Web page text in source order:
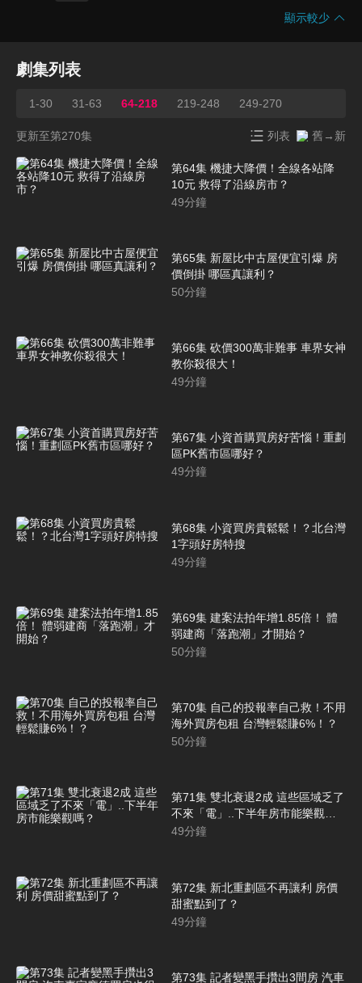
顯示較少
劇集列表
1-30 31-63 64-218 219-248 249-270
更新至第270集 列表 舊→新
第64集 機捷大降價！全線各站降
10元 救得了沿線房市？
49分鐘
第65集 新屋比中古屋便宜引爆 房
價倒掛 哪區真讓利？
50分鐘
第66集 砍價300萬非難事 車界女神
教你殺很大！
49分鐘
第67集 小資首購買房好苦惱！重劃
區PK舊市區哪好？
49分鐘
第68集 小資買房貴鬆鬆！？北台灣
1字頭好房特搜
49分鐘
第69集 建案法拍年增1.85倍！ 體
弱建商「落跑潮」才開始？
50分鐘
第70集 自己的投報率自己救！不用
海外買房包租 台灣輕鬆賺6%！？
50分鐘
第71集 雙北衰退2成 這些區域乏了
不來「電」..下半年房市能樂觀
嗎？
49分鐘
第72集 新北重劃區不再讓利 房價
甜蜜點到了？
49分鐘
第73集 記者變黑手攢出3間房 汽車